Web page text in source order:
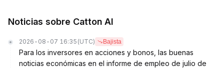
Noticias sobre Catton AI
2026-08-07 16:35 (UTC) Bajista
Para los inversores en acciones y bonos, las buenas
noticias económicas en el informe de empleo de julio de